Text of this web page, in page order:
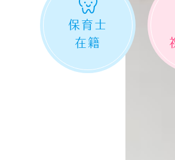
保育士
在籍